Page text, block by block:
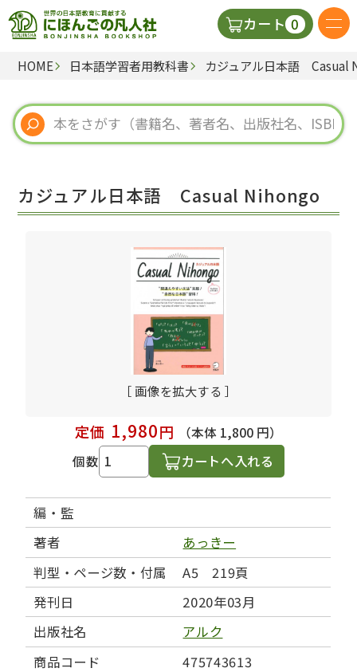
カート 0
日本語の教科書
視聴覚・補助教材
教師用参考書
HOME 日本語学習者用教科書 カジュアル日本語 Casual
カジュアル日本語 Casual Nihongo
［ 画像を拡大する ］
定価 1,980円
（本体 1,800 円）
個数
カートへ入れる
編・監
著者
あっきー
判型・ページ数・付属
A5 219頁
発刊日
2020年03月
出版社名
アルク
商品コード
475743613